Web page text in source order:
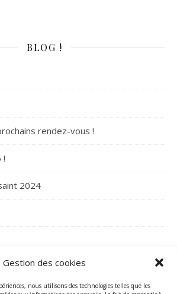
Gestion des cookies
nous utilisons des technologies telles que les
BLOG !
rendez-vous !
!
2024
ARCHIVES